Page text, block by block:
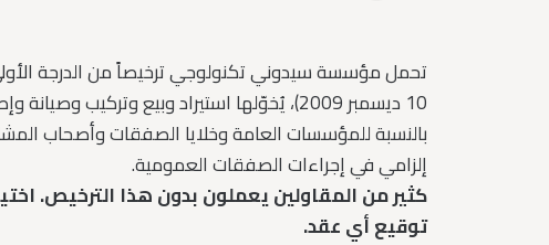
10 ديسمبر 2009)، يُخوّلها استيراد وبيع وتركيب وصيانة وإصلاح معدات المراقبة بالكاميرات.
بالنسبة للمؤسسات العامة وخلايا الصفقات وأصحاب
إلزامي في إجراءات الصفقات العمومية.
كثير من المقاولين يعملون بدون هذا الترخيص.
توقيع أي عقد.